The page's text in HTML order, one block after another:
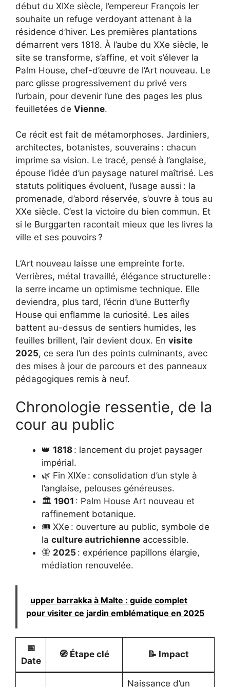
début du XIXe siècle, l’empereur François Ier
souhaite un refuge verdoyant attenant à la
résidence d’hiver. Les premières plantations
démarrent vers 1818. À l’aube du XXe siècle, le
site se transforme, s’affine, et voit s’élever la
Palm House, chef-d’œuvre de l’Art nouveau. Le
parc glisse progressivement du privé vers
l’urbain, pour devenir l’une des pages les plus
feuilletées de Vienne.
Ce récit est fait de métamorphoses. Jardiniers,
architectes, botanistes, souverains : chacun
imprime sa vision. Le tracé, pensé à l’anglaise,
épouse l’idée d’un paysage naturel maîtrisé. Les
statuts politiques évoluent, l’usage aussi : la
promenade, d’abord réservée, s’ouvre à tous au
XXe siècle. C’est la victoire du bien commun. Et
si le Burggarten racontait mieux que les livres la
ville et ses pouvoirs ?
L’Art nouveau laisse une empreinte forte.
Verrières, métal travaillé, élégance structurelle :
la serre incarne un optimisme technique. Elle
deviendra, plus tard, l’écrin d’une Butterfly
House qui enflamme la curiosité. Les ailes
battent au-dessus de sentiers humides, les
feuilles brillent, l’air devient doux. En visite
2025, ce sera l’un des points culminants, avec
des mises à jour de parcours et des panneaux
pédagogiques remis à neuf.
Chronologie ressentie, de la
cour au public
👑 1818 : lancement du projet paysager
impérial.
🌿 Fin XIXe : consolidation d’un style à
l’anglaise, pelouses généreuses.
🏛️ 1901 : Palm House Art nouveau et
raffinement botanique.
🎟️ XXe : ouverture au public, symbole de
la culture autrichienne accessible.
🦋 2025 : expérience papillons élargie,
médiation renouvelée.
upper barrakka à Malte : guide complet
pour visiter ce jardin emblématique en 2025
📅
Date
🧭 Étape clé 📝 Impact
Naissance d’un